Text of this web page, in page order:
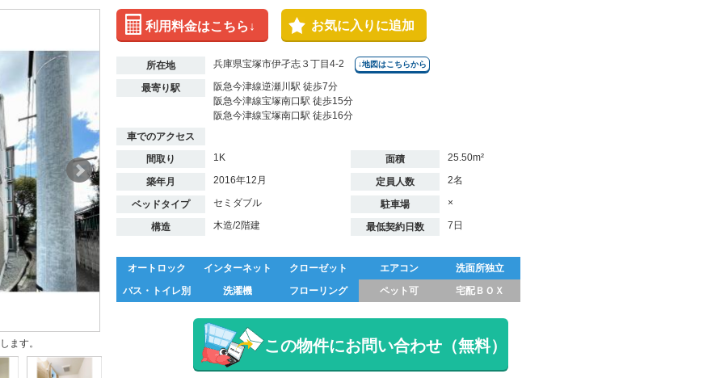
ます。
利用料金はこちら↓ お気に入りに追加
所在地 兵庫県宝塚市伊孑志３丁目4-2 ↓地図はこちらから
最寄り駅
阪急今津線逆瀬川駅 徒歩7分
阪急今津線宝塚南口駅 徒歩15分
阪急今津線宝塚南口駅 徒歩16分
車でのアクセス
間取り
1K 面積 25.50m²
築年月 2016年12月 定員人数 2名
ベッドタイプ セミダブル 駐車場 ×
構造 木造/2階建 最低契約日数 7日
オートロック インターネット クローゼット エアコン
洗面所独立
バス・トイレ別
洗濯機 フローリング ペット可 宅配ＢＯＸ
この物件にお問い合わせ（無料）